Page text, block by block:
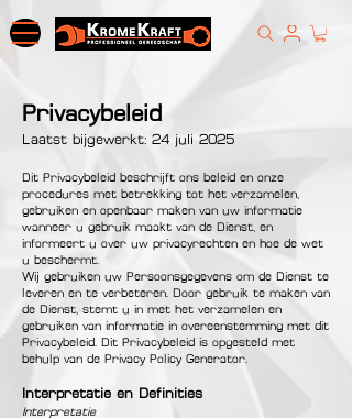
Privacybeleid
Laatst bijgewerkt: 24 juli 2025
Dit Privacybeleid beschrijft ons beleid en onze
procedures met betrekking tot het verzamelen,
gebruiken en openbaar maken van uw informatie
wanneer u gebruik maakt van de Dienst, en
informeert u over uw privacyrechten en hoe de wet
u beschermt.
Wij gebruiken uw Persoonsgegevens om de Dienst te
leveren en te verbeteren. Door gebruik te maken van
de Dienst, stemt u in met het verzamelen en
gebruiken van informatie in overeenstemming met dit
Privacybeleid. Dit Privacybeleid is opgesteld met
behulp van de Privacy Policy Generator.
Interpretatie en Definities
Interpretatie